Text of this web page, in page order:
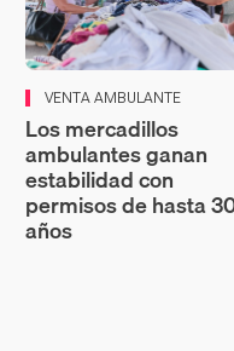
VENTA AMBULANTE
Los mercadillos
ambulantes ganan
estabilidad con
permisos de hasta
años